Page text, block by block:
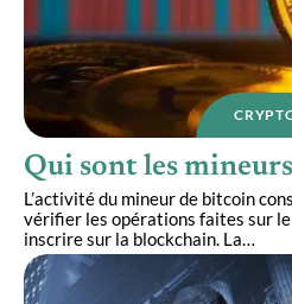
Qui sont les
L’activité du mineur de bitcoin
vérifier les opérations faites sur le
inscrire sur la blockchain. La…